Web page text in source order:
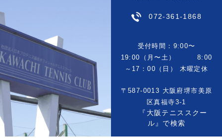
072-361-1868
受付時間：9:00〜
19:00（月〜土） 8:00
～17：00（日） 木曜定休
〒587-0013 大阪府堺市美原
区真福寺3-1
『大阪テニススクー
ル』で検索